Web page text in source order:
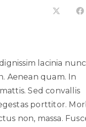
lacinia
Aenean quam. In
Sed convallis
porttitor.
non, massa.